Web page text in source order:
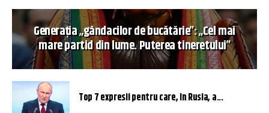
Generația „gândacilor de bucătărie”: „Cel mai
mare partid din lume. Puterea tineretului”
Top 7 expresii pentru care, în Rusia, a...